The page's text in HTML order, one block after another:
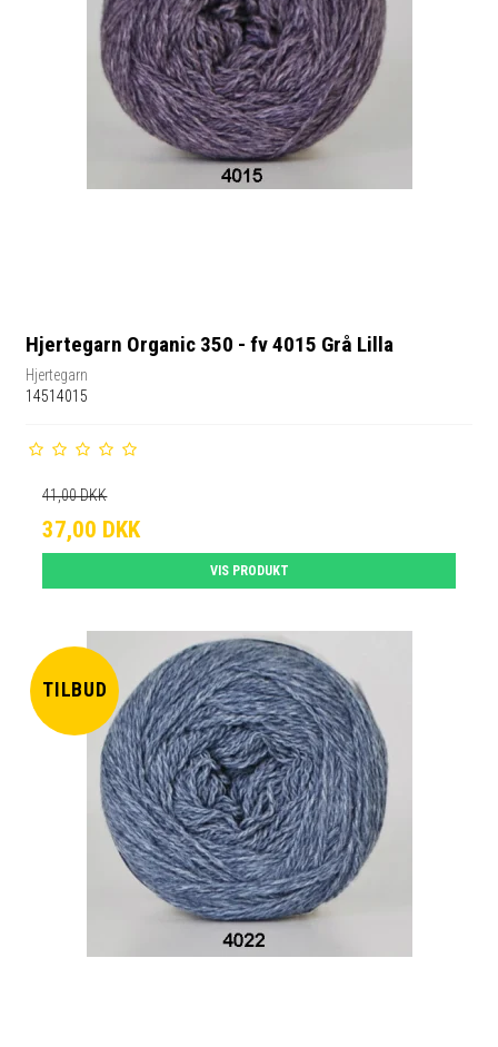
Hjertegarn Organic 350 - fv 4015 Grå Lilla
Hjertegarn
14514015
41,00 DKK
37,00 DKK
VIS PRODUKT
TILBUD